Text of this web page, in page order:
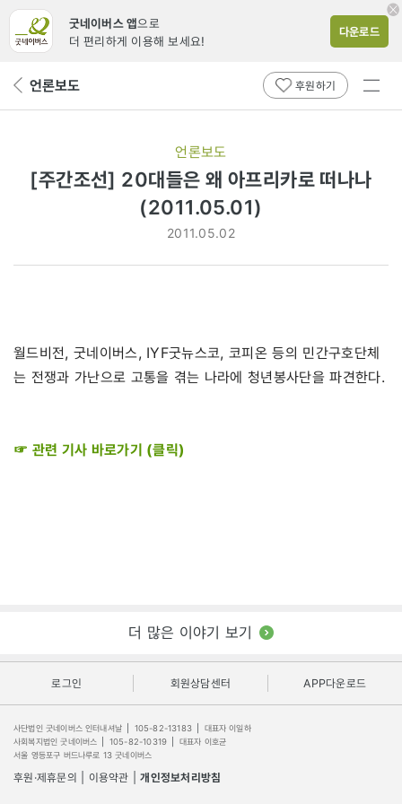
굿네이버스 앱으로
더 편리하게 이용해 보세요!
다운로드
뒤 언론보도 후원하기
전체
언론보도
[주간조선] 20대들은 왜 아프리카로 떠나나
(2011.05.01)
2011.05.02
월드비전, 굿네이버스, IYF굿뉴스코, 코피온 등의 민간구호단체
는 전쟁과 가난으로 고통을 겪는 나라에 청년봉사단을 파견한다.
☞ 관련 기사 바로가기 (클릭)
더 많은 이야기 보기
로그인 회원상담센터 APP다운로드
사단법인 굿네이버스 인터내셔날 105-82-13183
대표자 이일하
사회복지법인 굿네이버스
105-82-10319
대표자 이호균
서울 영등포구 버드나루로 13 굿네이버스
후원·제휴문의 이용약관 개인정보처리방침